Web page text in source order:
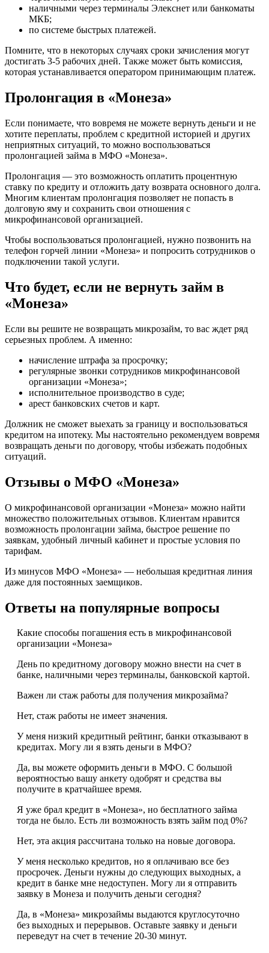
наличными через терминалы Элекснет или банкоматы
МКБ;
по системе быстрых платежей.
Помните, что в некоторых случаях сроки зачисления могут
достигать 3-5 рабочих дней. Также может быть комиссия,
которая устанавливается оператором принимающим платеж.
Пролонгация в «Монеза»
Если понимаете, что вовремя не можете вернуть деньги и не
хотите переплаты, проблем с кредитной историей и других
неприятных ситуаций, то можно воспользоваться
пролонгацией займа в МФО «Монеза».
Пролонгация — это возможность оплатить процентную
ставку по кредиту и отложить дату возврата основного долга.
Многим клиентам пролонгация позволяет не попасть в
долговую яму и сохранить свои отношения с
микрофинансовой организацией.
Чтобы воспользоваться пролонгацией, нужно позвонить на
телефон горчей линии «Монеза» и попросить сотрудников о
подключении такой услуги.
Что будет, если не вернуть займ в
«Монеза»
Если вы решите не возвращать микрозайм, то вас ждет ряд
серьезных проблем. А именно:
начисление штрафа за просрочку;
регулярные звонки сотрудников микрофинансовой
организации «Монеза»;
исполнительное производство в суде;
арест банковских счетов и карт.
Должник не сможет выехать за границу и воспользоваться
кредитом на ипотеку. Мы настоятельно рекомендуем вовремя
возвращать деньги по договору, чтобы избежать подобных
ситуаций.
Отзывы о МФО «Монеза»
О микрофинансовой организации «Монеза» можно найти
множество положительных отзывов. Клиентам нравится
возможность пролонгации займа, быстрое решение по
заявкам, удобный личный кабинет и простые условия по
тарифам.
Из минусов МФО «Монеза» — небольшая кредитная линия
даже для постоянных заемщиков.
Ответы на популярные вопросы
Какие способы погашения есть в микрофинансовой
организации «Монеза»
День по кредитному договору можно внести на счет в
банке, наличными через терминалы, банковской картой.
Важен ли стаж работы для получения микрозайма?
Нет, стаж работы не имеет значения.
У меня низкий кредитный рейтинг, банки отказывают в
кредитах. Могу ли я взять деньги в МФО?
Да, вы можете оформить деньги в МФО. С большой
вероятностью вашу анкету одобрят и средства вы
получите в кратчайшее время.
Я уже брал кредит в «Монеза», но бесплатного займа
тогда не было. Есть ли возможность взять займ под 0%?
Нет, эта акция рассчитана только на новые договора.
У меня несколько кредитов, но я оплачиваю все без
просрочек. Деньги нужны до следующих выходных, а
кредит в банке мне недоступен. Могу ли я отправить
заявку в Монеза и получить деньги сегодня?
Да, в «Монеза» микрозаймы выдаются круглосуточно
без выходных и перерывов. Оставьте заявку и деньги
переведут на счет в течение 20-30 минут.